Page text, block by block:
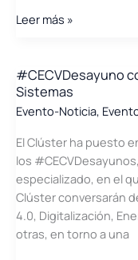
CECV
Pollutec
y
Green
2020
Leer más »
#CECVDesayuno
Sistemas
Evento-Noticia,
El Clúster ha puesto
los
especializado, en el
Clúster conversarán
4.0, Digitalización,
otras, en torno a una